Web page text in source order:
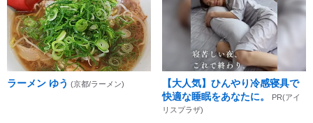
ラーメン ゆう (京都/ラーメン)
【大人気】ひんやり冷感寝具で
快適な睡眠をあなたに。
PR(アイ
リスプラザ)